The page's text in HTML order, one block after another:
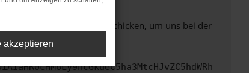
kannst uns diesen Text schicken, um uns bei der
akzeptieren